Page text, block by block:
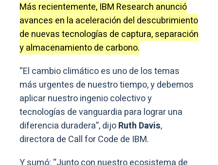
Más recientemente, IBM Research anunció
avances en la aceleración del descubrimiento
de nuevas tecnologías de captura, separación
y almacenamiento de carbono.
“El cambio climático es uno de los temas
más urgentes de nuestro tiempo, y debemos
aplicar nuestro ingenio colectivo y
tecnologías de vanguardia para lograr una
diferencia duradera”, dijoRuth Davis,
directora de Call for Code de IBM.